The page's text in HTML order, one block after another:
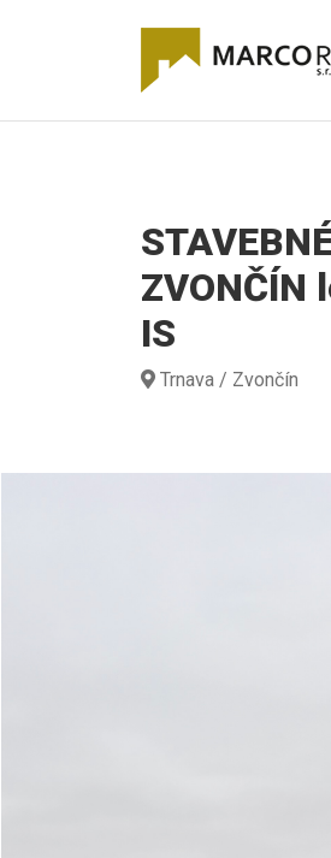
ZVONČÍN
IS
Trnava / Zvončín